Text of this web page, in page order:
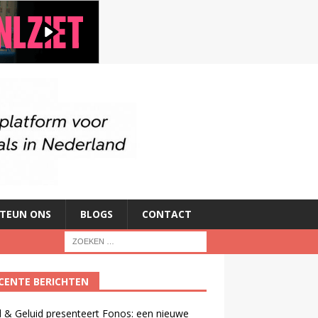
ONS BLOGS CONTACT
BERICHTEN
& Geluid presenteert Fonos: een nieuwe